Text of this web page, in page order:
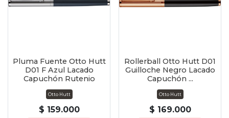
Pluma Fuente Otto Hutt
D01 F Azul Lacado
Capuchón Rutenio
Otto Hutt
$ 159.000
Rollerball Otto Hutt D01
Guilloche Negro Lacado
Capuchón ...
Otto Hutt
$ 169.000